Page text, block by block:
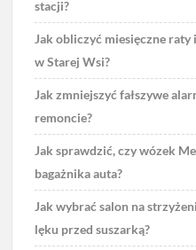
stacji?
Jak obliczyć miesięczne
w Starej Wsi?
Jak zmniejszyć fałszywe
remoncie?
Jak sprawdzić, czy wózek
bagażnika auta?
Jak wybrać salon na
lęku przed suszarką?